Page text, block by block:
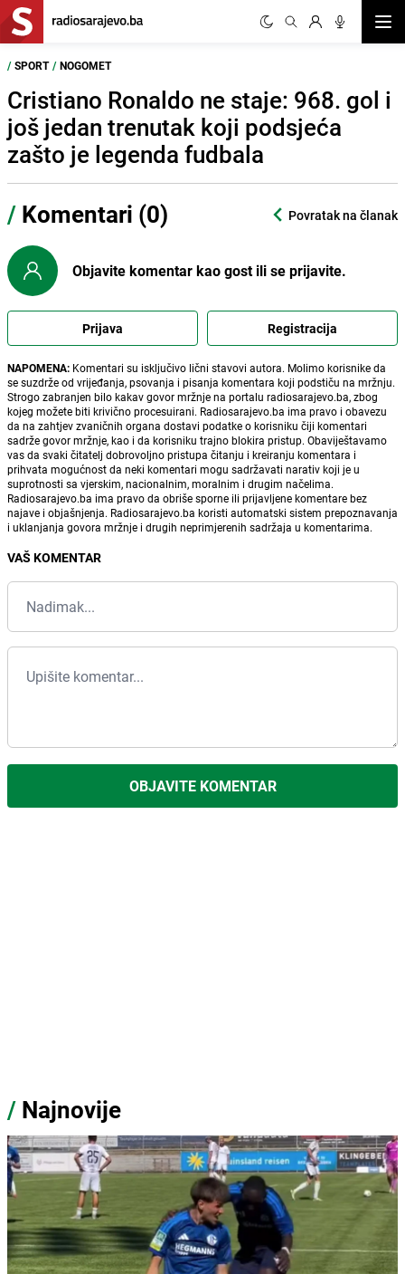
/ SPORT / NOGOMET
Cristiano Ronaldo ne staje: 968. gol i
još jedan trenutak koji podsjeća
zašto je legenda fudbala
/ Komentari (0) Povratak na članak
Objavite komentar kao gost ili se prijavite.
Prijava Registracija
NAPOMENA: Komentari su isključivo lični stavovi autora. Molimo korisnike da
se suzdrže od vrijeđanja, psovanja i pisanja komentara koji podstiču na mržnju.
Strogo zabranjen bilo kakav govor mržnje na portalu radiosarajevo.ba, zbog
kojeg možete biti krivično procesuirani. Radiosarajevo.ba ima pravo i obavezu
da na zahtjev zvaničnih organa dostavi podatke o korisniku čiji komentari
sadrže govor mržnje, kao i da korisniku trajno blokira pristup. Obaviještavamo
vas da svaki čitatelj dobrovoljno pristupa čitanju i kreiranju komentara i
prihvata mogućnost da neki komentari mogu sadržavati narativ koji je u
suprotnosti sa vjerskim, nacionalnim, moralnim i drugim načelima.
Radiosarajevo.ba ima pravo da obriše sporne ili prijavljene komentare bez
najave i objašnjenja. Radiosarajevo.ba koristi automatski sistem prepoznavanja
i uklanjanja govora mržnje i drugih neprimjerenih sadržaja u komentarima.
VAŠ KOMENTAR
OBJAVITE KOMENTAR
/ Najnovije